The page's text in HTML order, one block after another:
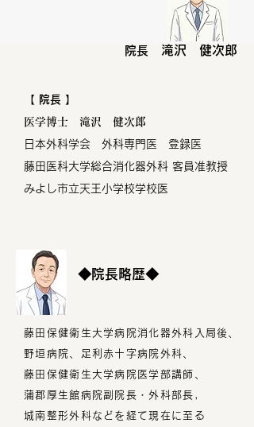
院長 滝沢 健次郎
【 院長 】
医学博士 滝沢 健次郎
日本外科学会 外科専門医 登録医
藤田医科大学総合消化器外科 客員准教授
​みよし市立天王小学校学校医
◆院長略歴◆
藤田保健衛生大学病院消化器外科入局後、
野垣病院、足利赤十字病院外科、
藤田保健衛生大学病院医学部講師、
蒲郡厚生館病院副院長・外科部長,
城南整形外科などを経て現在に至る